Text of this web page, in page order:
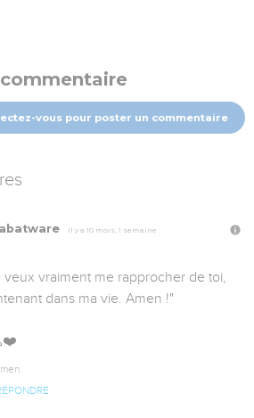
vous pour poster un commentaire
Il y a 10 mois, 1 semaine
vraiment me rapprocher de toi,
dans ma vie. Amen !"